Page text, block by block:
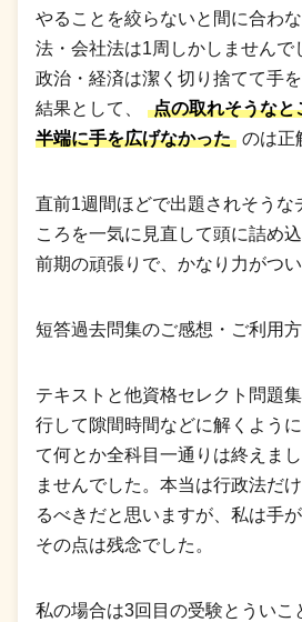
やることを絞らないと間に合わ
法・会社法は1周しかしませんで
政治・経済は潔く切り捨てて手
結果として、
点の取れそうなと
半端に手を広げなかった のは正
直前1週間ほどで出題されそうな
ころを一気に見直して頭に詰め
前期の頑張りで、かなり力がつ
短答過去問集のご感想・ご利用
テキストと他資格セレクト問題
行して隙間時間などに解くよう
て何とか全科目一通りは終えま
ませんでした。本当は行政法だ
るべきだと思いますが、私は手
その点は残念でした。
私の場合は3回目の受験とういこ